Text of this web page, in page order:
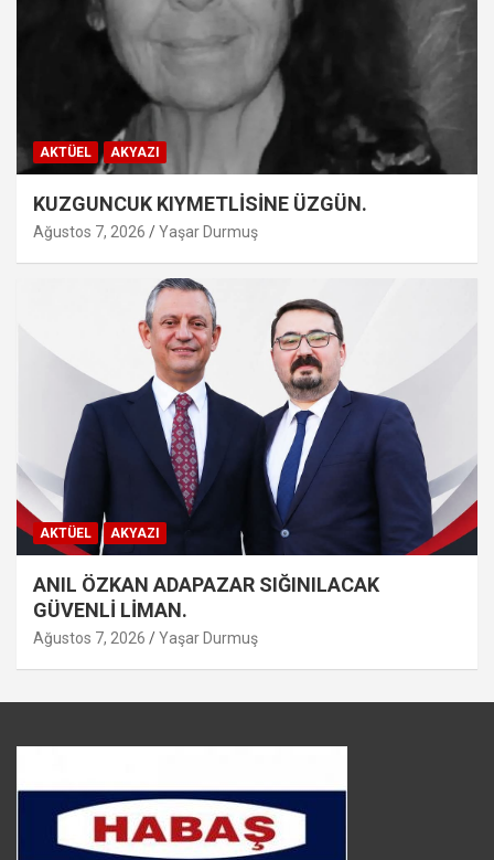
AKTÜEL AKYAZI
KUZGUNCUK KIYMETLİSİNE ÜZGÜN.
Ağustos 7, 2026 Yaşar Durmuş
AKTÜEL AKYAZI
ANIL ÖZKAN ADAPAZAR SIĞINILACAK
GÜVENLİ LİMAN.
Ağustos 7, 2026 Yaşar Durmuş